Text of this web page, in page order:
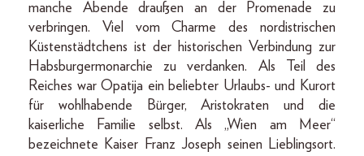
manche Abende draußen an der Promenade zu
verbringen. Viel vom Charme des nordistrischen
Küstenstädtchens ist der historischen Verbindung zur
Habsburgermonarchie zu verdanken. Als Teil des
Reiches war Opatija ein beliebter Urlaubs- und Kurort
für wohlhabende Bürger, Aristokraten und die
kaiserliche Familie selbst. Als „Wien am Meer“
bezeichnete Kaiser Franz Joseph seinen Lieblingsort.